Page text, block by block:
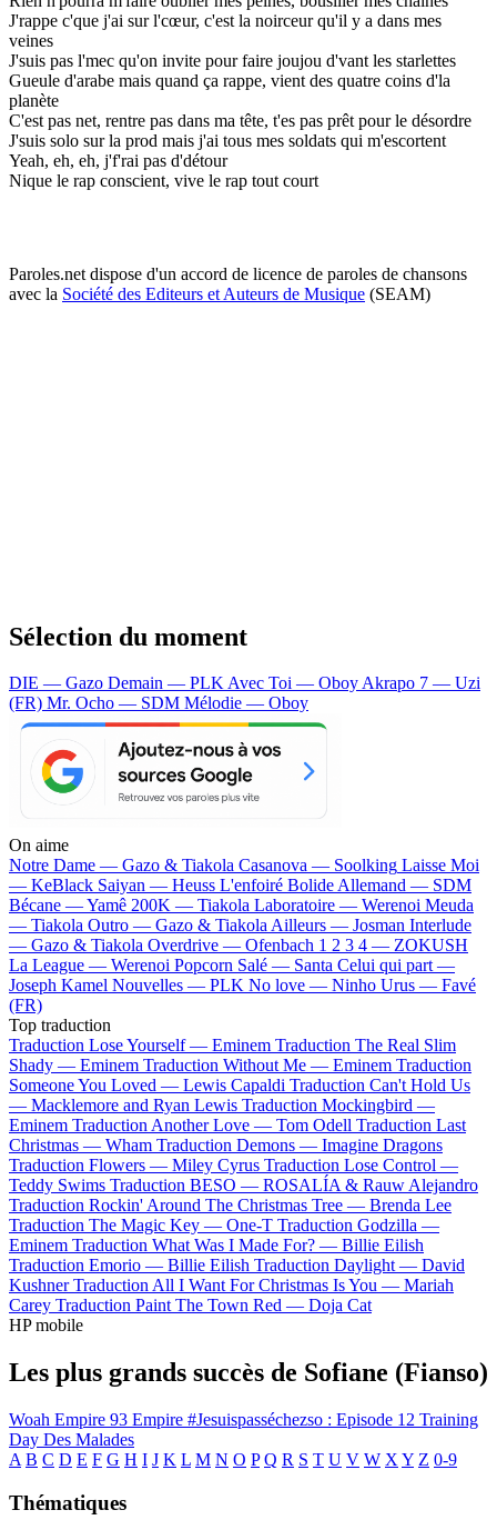
J'rappe c'que j'ai sur l'cœur, c'est la noirceur qu'il y a dans mes
veines
J'suis pas l'mec qu'on invite pour faire joujou d'vant les starlettes
Gueule d'arabe mais quand ça rappe, vient des quatre coins d'la
planète
C'est pas net, rentre pas dans ma tête, t'es pas prêt pour le désordre
J'suis solo sur la prod mais j'ai tous mes soldats qui m'escortent
Yeah, eh, eh, j'f'rai pas d'détour
Nique le rap conscient, vive le rap tout court
Paroles.net dispose d'un accord de licence de paroles de chansons
avec la Société des Editeurs et Auteurs de Musique (SEAM)
Sélection du moment
DIE — Gazo Demain — PLKAvec Toi — OboyAkrapo 7 — Uzi
(FR) Mr. Ocho — SDM Mélodie — Oboy
On aime
Notre Dame — Gazo & Tiakola Casanova — Soolking Laisse Moi
— KeBlack Saiyan — Heuss L'enfoiré Bolide Allemand — SDM
Bécane —Yamê 200K — Tiakola Laboratoire — Werenoi Meuda
— Tiakola Outro — Gazo & TiakolaAilleurs — Josman Interlude
— Gazo & Tiakola Overdrive — Ofenbach 1 2 3 4 — ZOKUSH
La League — Werenoi Popcorn Salé — Santa Celui qui part —
Joseph Kamel Nouvelles — PLK No love — Ninho Urus — Favé
(FR)
Top traduction
Traduction Lose Yourself — Eminem Traduction The Real Slim
Shady — Eminem Traduction Without Me — Eminem Traduction
Someone You Loved — Lewis Capaldi Traduction Can't Hold Us
— Macklemore and Ryan Lewis Traduction Mockingbird —
Eminem Traduction Another Love — Tom Odell Traduction Last
Christmas — Wham Traduction Demons — Imagine Dragons
Traduction Flowers — Miley Cyrus Traduction Lose Control —
Teddy Swims Traduction BESO — ROSALÍA & Rauw Alejandro
Traduction Rockin' Around The Christmas Tree — Brenda Lee
Traduction The Magic Key — One-T Traduction Godzilla —
Eminem Traduction What Was I Made For? — Billie Eilish
Traduction Emorio — Billie Eilish Traduction Daylight — David
Kushner Traduction All I Want For Christmas Is You — Mariah
Carey Traduction Paint The Town Red — Doja Cat
HP mobile
Les plus grands succès de Sofiane (Fianso)
Woah Empire 93 Empire #Jesuispasséchezso : Episode 12 Training
Day Des Malades
A B C D E F G H I J K L M N O P Q R S T U V W X Y Z 0-9
Thématiques